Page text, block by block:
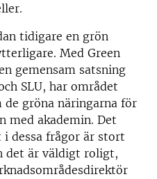
tidigare en grön
Med Green
gemensam satsning
SLU, har området
gröna näringarna för
med akademin. Det
i dessa frågor är stort
det är väldigt roligt,